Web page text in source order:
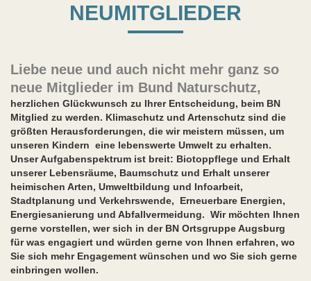
NEUMITGLIEDER
Liebe neue und auch nicht mehr ganz so
neue Mitglieder im Bund Naturschutz,
herzlichen Glückwunsch zu Ihrer Entscheidung, beim BN
Mitglied zu werden. Klimaschutz und Artenschutz sind die
größten Herausforderungen, die wir meistern müssen, um
unseren Kindern eine lebenswerte Umwelt zu erhalten.
Unser Aufgabenspektrum ist breit: Biotoppflege und Erhalt
unserer Lebensräume, Baumschutz und Erhalt unserer
heimischen Arten, Umweltbildung und Infoarbeit,
Stadtplanung und Verkehrswende, Erneuerbare Energien,
Energiesanierung und Abfallvermeidung. Wir möchten Ihnen
gerne vorstellen, wer sich in der BN Ortsgruppe Augsburg
für was engagiert und würden gerne von Ihnen erfahren, wo
Sie sich mehr Engagement wünschen und wo Sie sich gerne
einbringen wollen.